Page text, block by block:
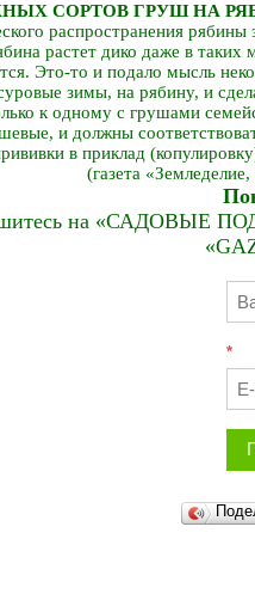
СОРТОВ ГРУШ НА РЯБИНУ
распространения
растет дико даже в таких
Это-то и подало мысль
зимы, на рябину, и
к одному с грушами
и должны
в приклад
(газета
на «САДОВЫЕ
*